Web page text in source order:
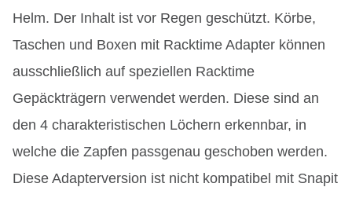
Helm. Der Inhalt ist vor Regen geschützt. Körbe,
Taschen und Boxen mit Racktime Adapter können
ausschließlich auf speziellen Racktime
Gepäckträgern verwendet werden. Diese sind an
den 4 charakteristischen Löchern erkennbar, in
welche die Zapfen passgenau geschoben werden.
Diese Adapterversion ist nicht kompatibel mit Snapit